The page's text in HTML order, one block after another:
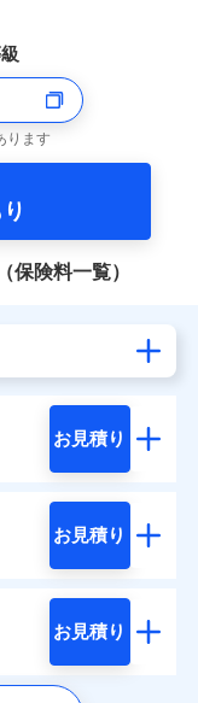
ります
保険料一覧）
お見積り
お見積り
お見積り